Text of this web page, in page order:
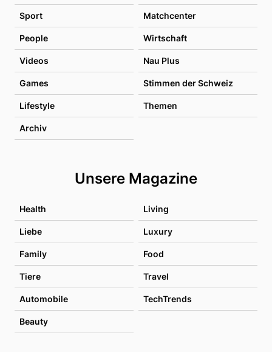
Sport Matchcenter
People Wirtschaft
Videos Nau Plus
Games Stimmen der Schweiz
Lifestyle Themen
Archiv
Unsere Magazine
Health Living
Liebe Luxury
Family Food
Tiere Travel
Automobile TechTrends
Beauty